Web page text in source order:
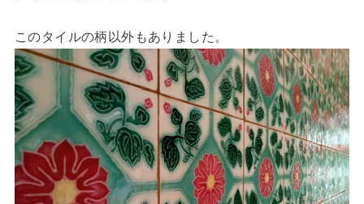
このタイルの柄以外もありました。